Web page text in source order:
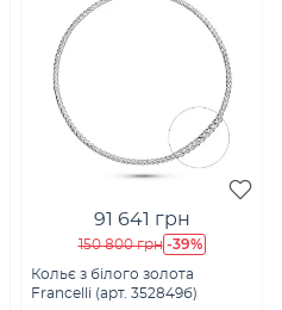
91 641 грн
150 800 грн -39%
Кольє з білого золота
Francelli (арт. 352849б)